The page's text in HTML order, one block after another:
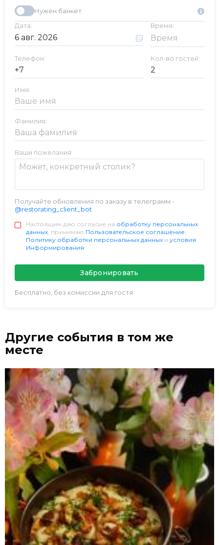
Нужен банкет
Дата:
Время:
Телефон: Кол-во гостей:
Имя:
Фамилия:
Ваши пожелания:
Получайте обновления по заказу в телеграмм -
@restorating_client_bot
Настоящим даю согласие на обработку персональных
данных , принимаю Пользовательское соглашение
Политику обработки персональных данных и условия
Информирования
Забронировать
Бесплатно, без комиссии для гостя
Другие события в том же
месте